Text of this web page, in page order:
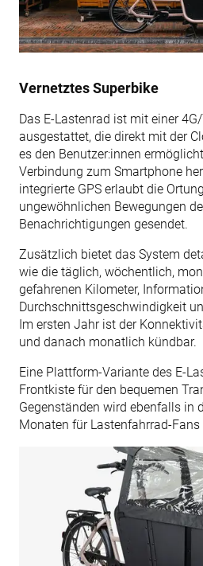
Vernetztes Superbike
Das E-Lastenrad ist mit einer
ausgestattet, die direkt mit der
es den Benutzer:innen
Verbindung zum Smartphone
integrierte GPS erlaubt die
ungewöhnlichen Bewegungen
Benachrichtigungen gesendet.
Zusätzlich bietet das System
wie die täglich, wöchentlich,
gefahrenen Kilometer,
Durchschnittsgeschwindigkeit
Im ersten Jahr ist der
und danach monatlich kündbar.
Eine Plattform-Variante des E-
Frontkiste für den bequemen
Gegenständen wird ebenfalls in
Monaten für Lastenfahrrad-